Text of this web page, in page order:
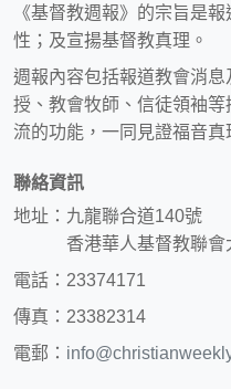
《基督教週報》的宗旨是
性；及宣揚基督教真理。
週報內容包括報道教會消
授、教會牧師、信徒領袖
流的功能，一同見證福音真
聯絡資訊
地址：九龍聯合道140號
香港華人基督教聯會
電話：23374171
傳真：23382314
電郵：